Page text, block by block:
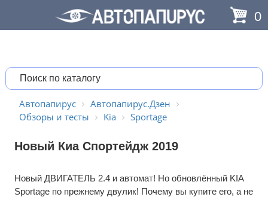
0
Автопапирус
Автопапирус.Дзен
Обзоры и тесты
Kia Sportage
Новый Киа Спортейдж 2019
Новый ДВИГАТЕЛЬ 2.4 и автомат! Но обновлённый KIA
Sportage по прежнему двулик! Почему вы купите его, а не